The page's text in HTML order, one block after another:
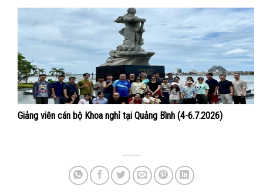
Giảng viên cán bộ Khoa nghỉ tại Quảng Bình (4-6.7.2026)